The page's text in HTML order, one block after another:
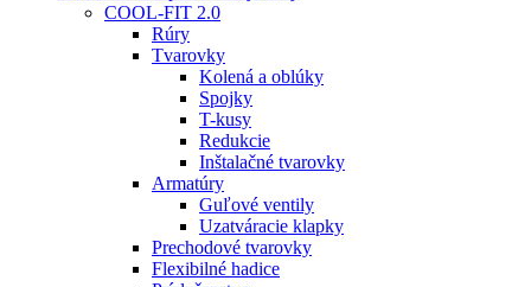
COOL-FIT 2.0
Rúry
Tvarovky
Kolená a oblúky
Spojky
T-kusy
Redukcie
Inštalačné tvarovky
Armatúry
Guľové ventily
Uzatváracie klapky
Prechodové tvarovky
Flexibilné hadice